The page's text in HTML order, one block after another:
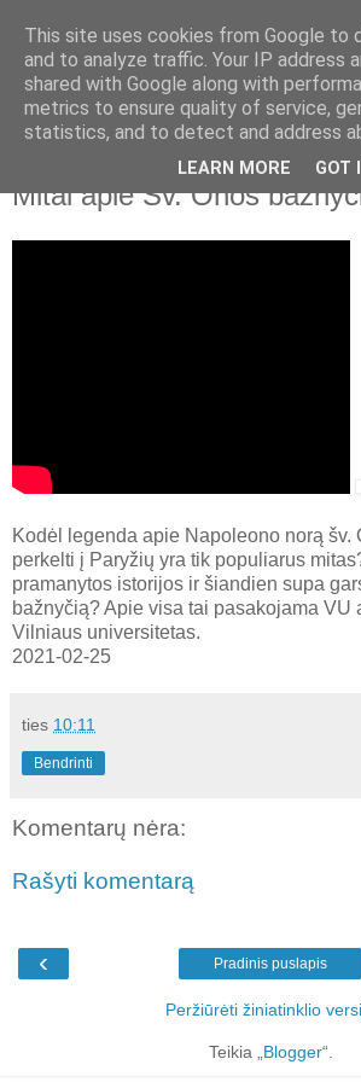
2021 m. vasario 25 d.,
Vilniaus universitetas.
Mitai apie Šv. Onos
Kodėl legenda apie Napoleono norą šv.
perkelti į Paryžių yra tik populiarus
pramanytos istorijos ir šiandien supa
bažnyčią? Apie visa tai pasakojama VU
Vilniaus universitetas.
2021-02-25
ties 10:11
Bendrinti
Komentarų nėra:
Rašyti komentarą
‹ Pradinis puslapis
Peržiūrėti žiniatinklio
Teikia „Blogger“.
This site uses cookies from Google to
and to analyze traffic. Your IP address
shared with Google along with
metrics to ensure quality of service,
statistics, and to detect and address
LEARN MORE GOT